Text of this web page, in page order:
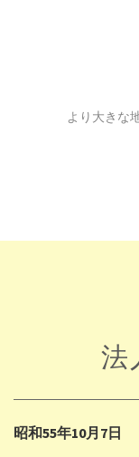
より大きな
法
昭和55年10月7日